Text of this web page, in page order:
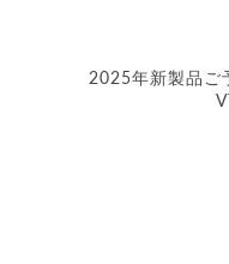
2025年新製品ご